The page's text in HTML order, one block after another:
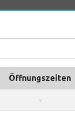
Öffnungszeiten
-